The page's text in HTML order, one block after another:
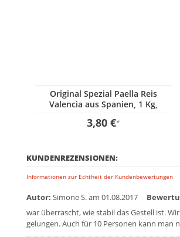
Original Spezial Paella Reis
Valencia aus Spanien, 1 Kg,
3,80 €*
KUNDENREZENSIONEN:
Informationen zur Echtheit der Kundenbewertungen
Autor: Simone S.am 01.08.2017
war überrascht, wie stabil das Gestell ist.
gelungen. Auch für 10 Personen kann man